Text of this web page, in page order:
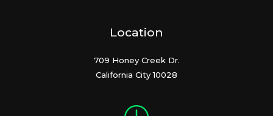
Location
709 Honey Creek Dr.
California City 10028